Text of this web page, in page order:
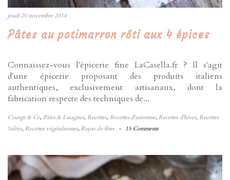
jeudi 20 novembre 2014
Pâtes au potimarron rôti aux 4 épices
Connaissez-vous l'épicerie fine LaCasella.fr ? Il s'agit
d'une épicerie proposant des produits italiens
authentiques, exclusivement artisanaux, dont la
fabrication respecte des techniques de...
Courge & Co, Pâtes & Lasagnes, Recettes, Recettes d'automne, Recettes d'hiver, Recettes
Salées, Recettes végétaliennes, Repas de fêtes - 15 Comments